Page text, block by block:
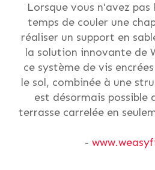
Lorsque vous n'avez
temps de couler une
réaliser un support en
la solution innovante de
ce système de vis
le sol, combinée à une
est désormais possible
terrasse carrelée en
-